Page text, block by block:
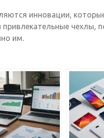
инновации,
чехлы,
им.